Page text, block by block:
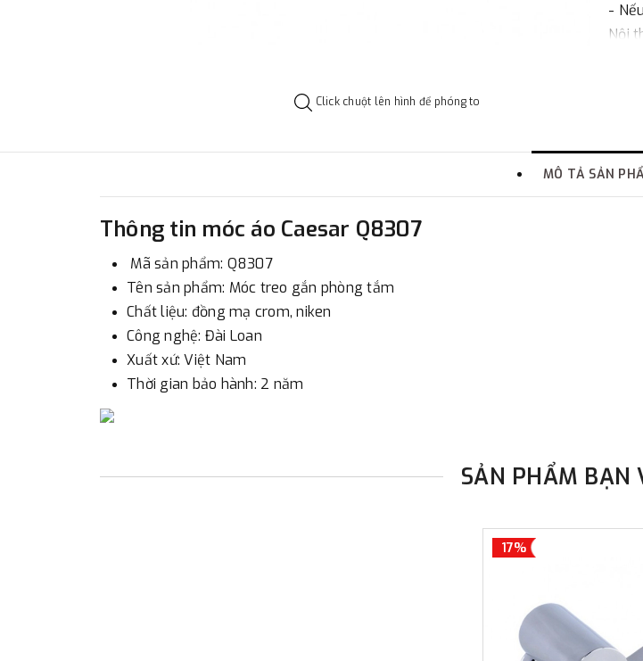
Click chuột lên hình để phóng to
-
Nội
-
quận
MÔ TẢ SẢN
Thông tin móc áo Caesar Q8307
Mã sản phẩm: Q8307
Tên sản phẩm: Móc treo gắn phòng tắm
Chất liệu: đồng mạ crom, niken
Công nghệ: Đài Loan
Xuất xứ: Việt Nam
Thời gian bảo hành: 2 năm
SẢN PHẨM BẠN
17%